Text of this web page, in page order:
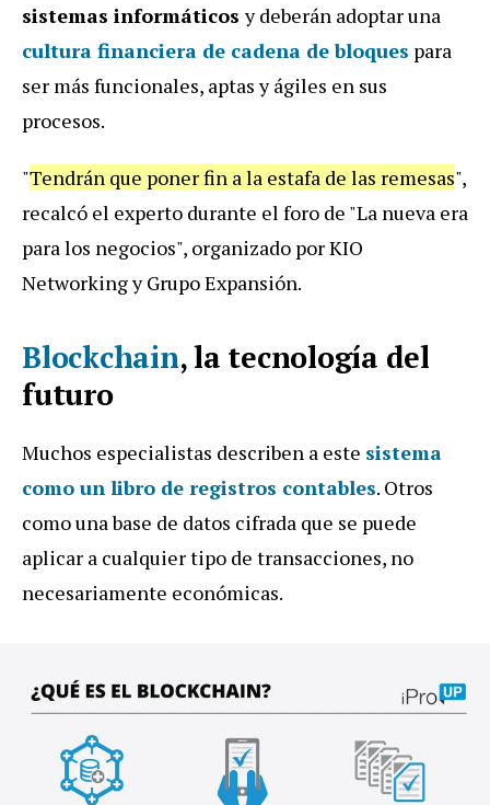
sistemas informáticosy deberán adoptar una
cultura financiera de cadena de bloques para
ser más funcionales, aptas y ágiles en sus
procesos.
"Tendrán que poner fin a la estafa de las remesas",
recalcó el experto durante el foro de "La nueva era
para los negocios", organizado por KIO
Networking y Grupo Expansión.
Blockchain, la tecnología del
futuro
Muchos especialistas describen a este sistema
como un libro de registros contables. Otros
como una base de datos cifrada que se puede
aplicar a cualquier tipo de transacciones, no
necesariamente económicas.